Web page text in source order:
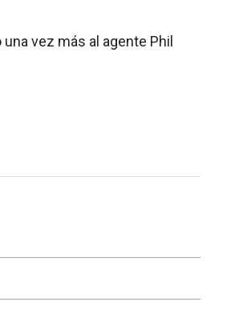
vez más al agente Phil